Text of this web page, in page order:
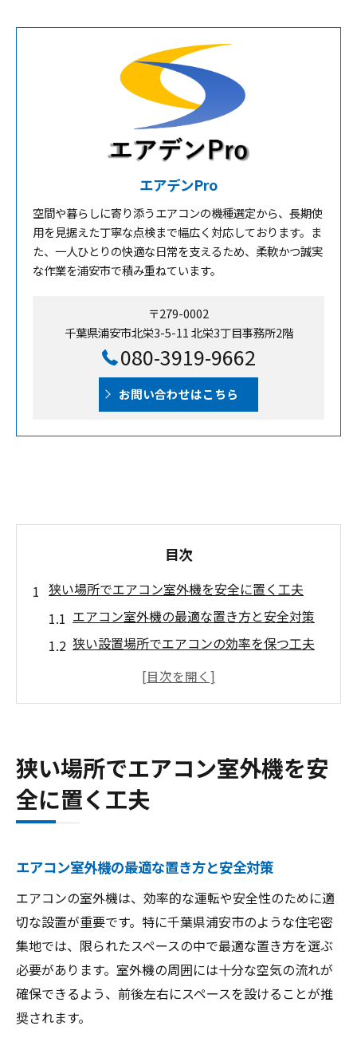
エアデンPro
空間や暮らしに寄り添うエアコンの機種選定から、長期使
用を見据えた丁寧な点検まで幅広く対応しております。ま
た、一人ひとりの快適な日常を支えるため、柔軟かつ誠実
な作業を浦安市で積み重ねています。
〒279-0002
千葉県浦安市北栄3-5-11 北栄3丁目事務所2階
080-3919-9662
お問い合わせはこちら
目次
狭い場所でエアコン室外機を安全に置く工夫
エアコン室外機の最適な置き方と安全対策
狭い設置場所でエアコンの効率を保つ工夫
エアコン室外機を省スペースで置くための
エアコン室外機を安全に置くための工夫例
エアコン室外機に必要なスペースとは何か解説
エアコン室外機の前後左右に必要なスペー
狭い場所でも確保したいエアコン設置寸法
エアコン室外機に求められる通気スペース
とは
エアコン設置で重要なスペース確保のポイ
ント
狭い場所でエアコン室外機を安
全に置く工夫
エアコン室外機の最適な置き方と安全対策
エアコンの室外機は、効率的な運転や安全性のために適
切な設置が重要です。特に千葉県浦安市のような住宅密
集地では、限られたスペースの中で最適な置き方を選ぶ
必要があります。室外機の周囲には十分な空気の流れが
確保できるよう、前後左右にスペースを設けることが推
奨されます。